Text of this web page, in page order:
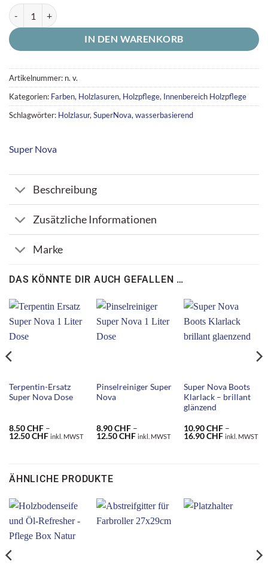
Acryl-Holzlasur wasserbasierend Düfa - (750ml) für Innen und
IN DEN WARENKORB
Artikelnummer: n. v.
Kategorien: Farben, Holzlasuren, Holzpflege, Innenbereich Holzpflege
Schlagwörter: Holzlasur,SuperNova,wasserbasierend
Super Nova
Beschreibung
Zusätzliche Informationen
Marke
DAS KÖNNTE DIR AUCH GEFALLEN …
Terpentin-Ersatz
Super Nova Dose
8.50CHF –
12.50CHFPreisspanne:
inkl. MWST
Pinselreiniger Super
Nova
8.90CHF –
12.50CHFPreisspanne:
inkl. MWST
Super Nova Boots
Klarlack – brillant
glänzend
10.90CHF –
16.90CHF inkl. MWST
ÄHNLICHE PRODUKTE